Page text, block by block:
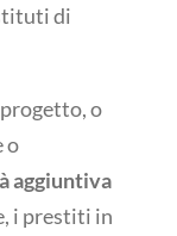
di
o
o
aggiuntiva
i prestiti in